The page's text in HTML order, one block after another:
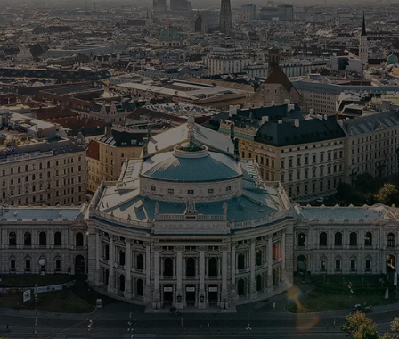
へ
ジ
の
ト
ッ
プ
へ
非
表
示